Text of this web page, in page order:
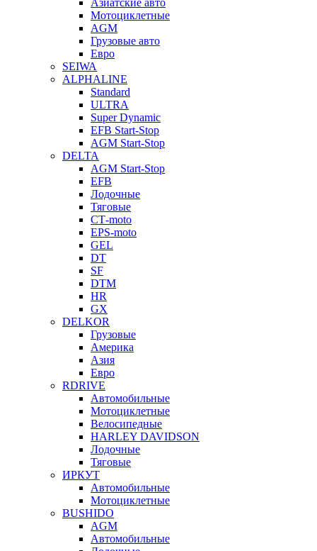
Азиатские авто
Мотоциклетные
AGM
Грузовые авто
Евро
SEIWA
ALPHALINE
Standard
ULTRA
Super Dynamic
EFB Start-Stop
AGM Start-Stop
DELTA
AGM Start-Stop
EFB
Лодочные
Тяговые
СТ-moto
EPS-moto
GEL
DT
SF
DTM
HR
GX
DELKOR
Грузовые
Америка
Азия
Евро
RDRIVE
Автомобильные
Мотоциклетные
Велосипедные
HARLEY DAVIDSON
Лодочные
Тяговые
ИРКУТ
Автомобильные
Мотоциклетные
BUSHIDO
AGM
Автомобильные